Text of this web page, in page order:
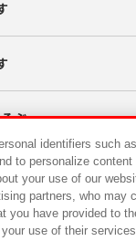
ぶ
ペーン
identifiers such
to personalize content
your use of our
partners, who may
you have provided to
use of their